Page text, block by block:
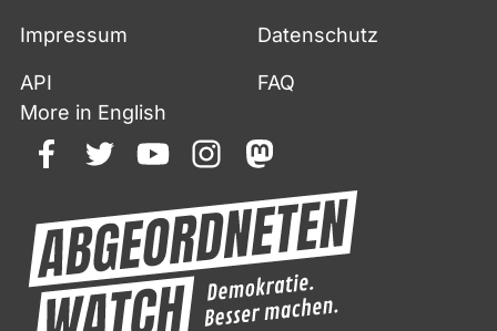
Impressum Datenschutz
API
FAQ
More in English
facebooktwitteryoutubeinstagrammastodon